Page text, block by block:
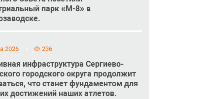
парк «М-8» в
2026 236
инфраструктура Сергиево-
городского округа продолжит
что станет фундаментом для
достижений наших атлетов.